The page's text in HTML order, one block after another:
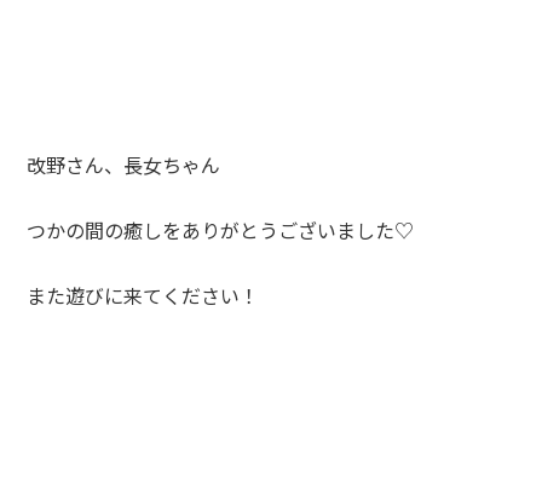
改野さん、長女ちゃん
つかの間の癒しをありがとうございました♡
また遊びに来てください！